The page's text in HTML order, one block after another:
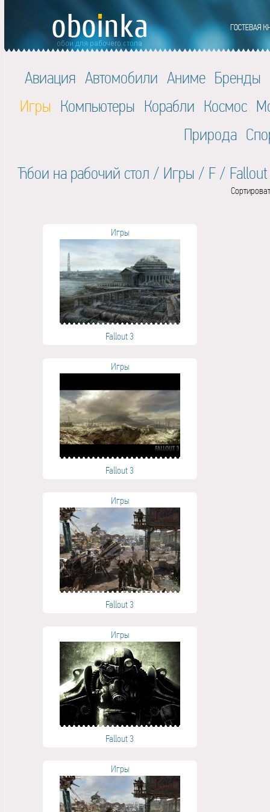
Авиация Автомобили Аниме Бренды
Игры Компьютеры Корабли Космос
Природа
Ћбои на рабочий стол / Игры / F /
Игры
Fallout 3
Игры
Fallout 3
Игры
Fallout 3
Игры
Fallout 3
Игры